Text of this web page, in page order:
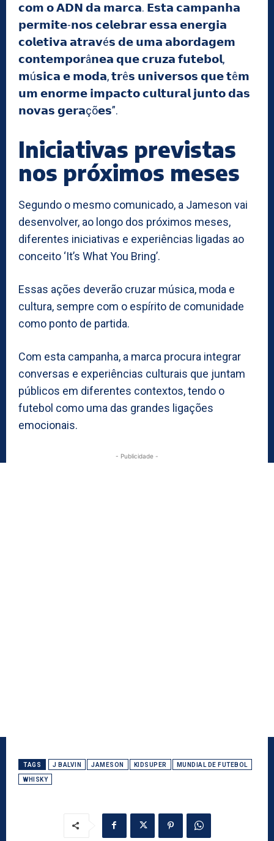
𝗰𝗼𝗺 𝗼 𝗔𝗗𝗡 𝗱𝗮 𝗺𝗮𝗿𝗰𝗮. 𝗘𝘀𝘁𝗮 𝗰𝗮𝗺𝗽𝗮𝗻𝗵𝗮
𝗽𝗲𝗿𝗺𝗶𝘁𝗲-𝗻𝗼𝘀 𝗰𝗲𝗹𝗲𝗯𝗿𝗮𝗿 𝗲𝘀𝘀𝗮 𝗲𝗻𝗲𝗿𝗴𝗶𝗮
𝗰𝗼𝗹𝗲𝘁𝗶𝘃𝗮 𝗮𝘁𝗿𝗮𝘃é𝘀 𝗱𝗲 𝘂𝗺𝗮 𝗮𝗯𝗼𝗿𝗱𝗮𝗴𝗲𝗺
𝗰𝗼𝗻𝘁𝗲𝗺𝗽𝗼𝗿â𝗻𝗲𝗮 𝗾𝘂𝗲 𝗰𝗿𝘂𝘇𝗮 𝗳𝘂𝘁𝗲𝗯𝗼𝗹,
𝗺ú𝘀𝗶𝗰𝗮 𝗲 𝗺𝗼𝗱𝗮, 𝘁𝗿ê𝘀 𝘂𝗻𝗶𝘃𝗲𝗿𝘀𝗼𝘀 𝗾𝘂𝗲 𝘁ê𝗺
𝘂𝗺 𝗲𝗻𝗼𝗿𝗺𝗲 𝗶𝗺𝗽𝗮𝗰𝘁𝗼 𝗰𝘂𝗹𝘁𝘂𝗿𝗮𝗹 𝗷𝘂𝗻𝘁𝗼 𝗱𝗮𝘀
𝗻𝗼𝘃𝗮𝘀 𝗴𝗲𝗿𝗮çõ𝗲𝘀”.
Iniciativas previstas
nos próximos meses
Segundo o mesmo comunicado, a Jameson vai
desenvolver, ao longo dos próximos meses,
diferentes iniciativas e experiências ligadas ao
conceito ‘It’s What You Bring’.
Essas ações deverão cruzar música, moda e
cultura, sempre com o espírito de comunidade
como ponto de partida.
Com esta campanha, a marca procura integrar
conversas e experiências culturais que juntam
públicos em diferentes contextos, tendo o
futebol como uma das grandes ligações
emocionais.
- Publicidade -
TAGS J BALVIN JAMESON KIDSUPER MUNDIAL DE FUTEBOL
WHISKY